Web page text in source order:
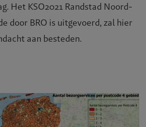
Het KSO2021 Randstad Noord-
door BRO is uitgevoerd, zal hier
aan besteden.